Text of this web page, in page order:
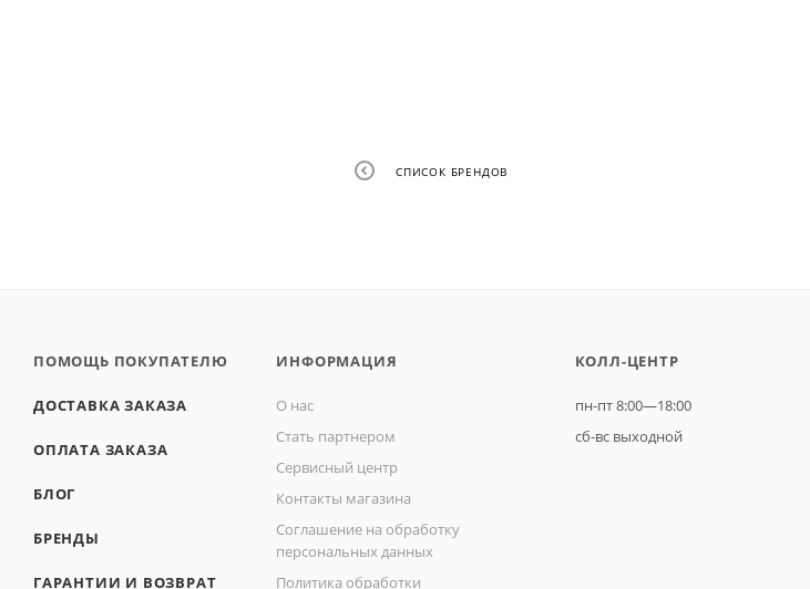
СПИСОК БРЕНДОВ
ПОМОЩЬ ПОКУПАТЕЛЮ
ДОСТАВКА ЗАКАЗА
ОПЛАТА ЗАКАЗА
БЛОГ
БРЕНДЫ
ГАРАНТИИ И ВОЗВРАТ
ИНФОРМАЦИЯ
О нас
Стать партнером
Сервисный центр
Контакты магазина
Соглашение на обработку
персональных данных
Политика обработки
КОЛЛ-ЦЕНТР
пн-пт 8:00—18:00
сб-вс выходной